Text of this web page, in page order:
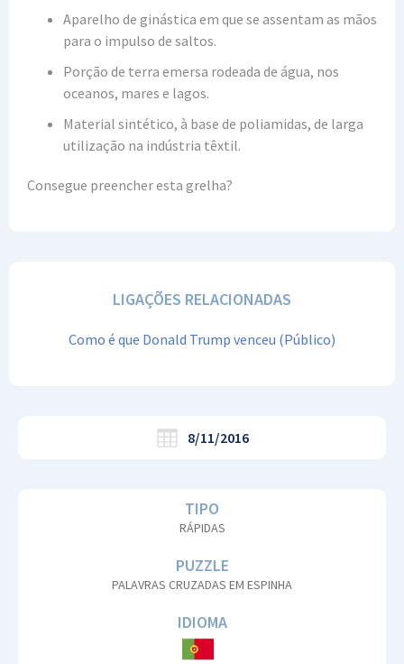
Aparelho de ginástica em que se assentam as mãos
para o impulso de saltos.
Porção de terra emersa rodeada de água, nos
oceanos, mares e lagos.
Material sintético, à base de poliamidas, de larga
utilização na indústria têxtil.
Consegue preencher esta grelha?
LIGAÇÕES RELACIONADAS
Como é que Donald Trump venceu (Público)
8/11/2016
TIPO
RÁPIDAS
PUZZLE
PALAVRAS CRUZADAS EM ESPINHA
IDIOMA